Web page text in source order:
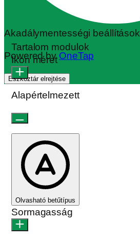
Akadálymentességi beállítások
Powered byOneTap
Eszköztár elrejtése
Tartalom modulok
Ikon méret
Alapértelmezett
Olvasható betűtípus
Sormagasság